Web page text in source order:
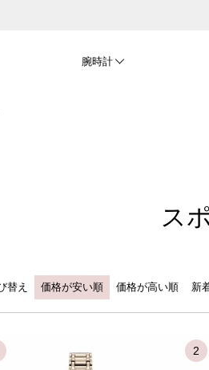
腕時計
ス
替え 価格が安い順 価格が高い順 新